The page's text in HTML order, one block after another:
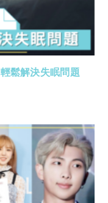
鬆解決失眠問題